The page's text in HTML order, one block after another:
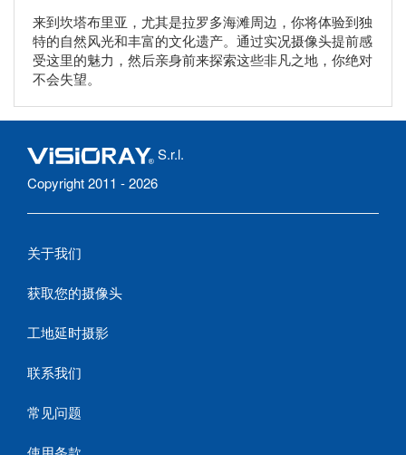
来到坎塔布里亚，尤其是拉罗多海滩周边，你将体验到独
特的自然风光和丰富的文化遗产。通过实况摄像头提前感
受这里的魅力，然后亲身前来探索这些非凡之地，你绝对
不会失望。
S.r.l.
Copyright 2011 - 2026
关于我们
获取您的摄像头
工地延时摄影
联系我们
常见问题